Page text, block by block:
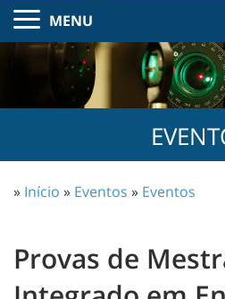
MENU
» Início » Eventos » Eventos
Provas de